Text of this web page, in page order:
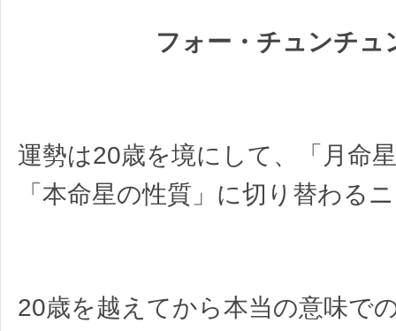
フォー・チュンチュ
運勢は20歳を境にして、「月命
「本命星の性質」に切り替わる
20歳を越えてから本当の意味で